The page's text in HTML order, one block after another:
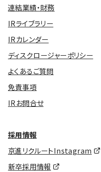
連結業績・財務
IRライブラリー
IRカレンダー
ディスクロージャーポリシー
よくあるご質問
免責事項
IRお問合せ
採用情報
京進リクルートInstagram
新卒採用情報